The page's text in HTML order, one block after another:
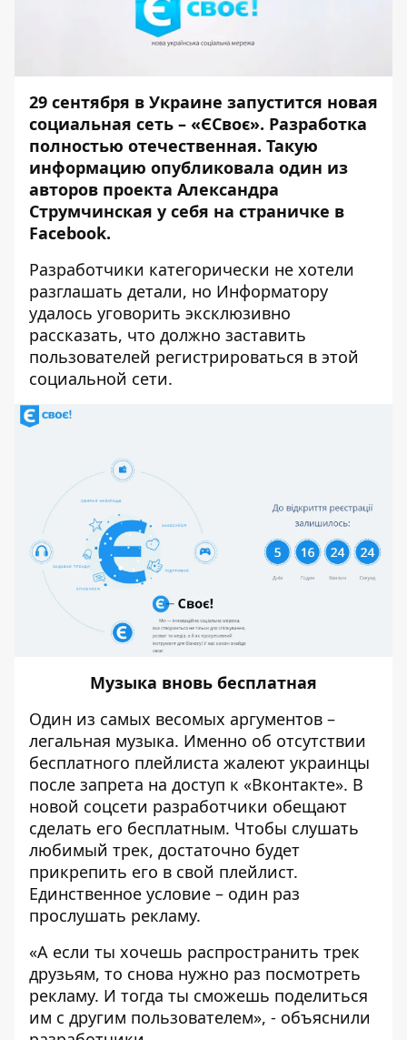
29 сентября в Украине запустится новая
социальная сеть – «ЄСвоє». Разработка
полностью отечественная. Такую
информацию опубликовала один из
авторов проекта Александра
Струмчинская у себя на страничке в
Facebook.
Разработчики категорически не хотели
разглашать детали, но Информатору
удалось уговорить эксклюзивно
рассказать, что должно заставить
пользователей регистрироваться в этой
социальной сети.
Музыка вновь бесплатная
Один из самых весомых аргументов –
легальная музыка. Именно об отсутствии
бесплатного плейлиста жалеют украинцы
после запрета на доступ к «Вконтакте». В
новой соцсети разработчики обещают
сделать его бесплатным. Чтобы слушать
любимый трек, достаточно будет
прикрепить его в свой плейлист.
Единственное условие – один раз
прослушать рекламу.
«А если ты хочешь распространить трек
друзьям, то снова нужно раз посмотреть
рекламу. И тогда ты сможешь поделиться
им с другим пользователем», - объяснили